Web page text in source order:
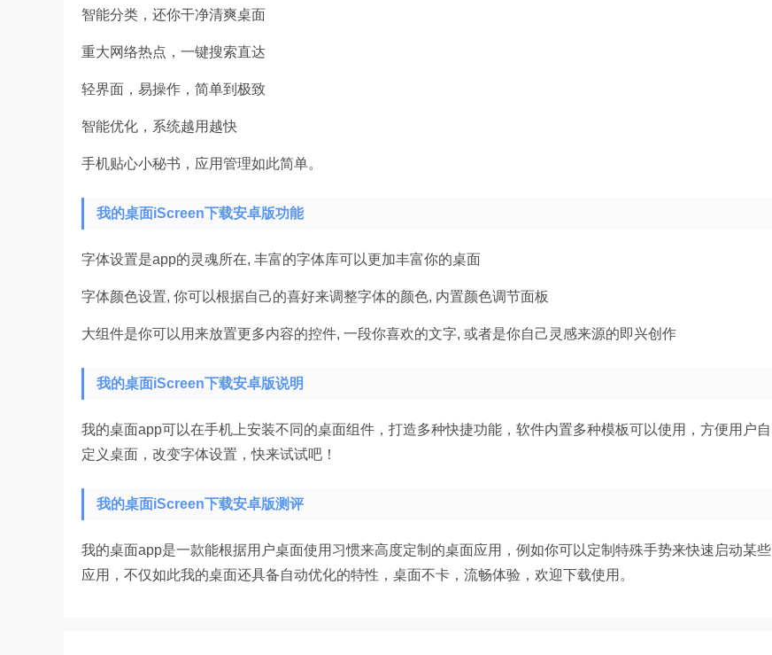
智能分类，还你干净清爽桌面
重大网络热点，一键搜索直达
轻界面，易操作，简单到极致
智能优化，系统越用越快
手机贴心小秘书，应用管理如此简单。
我的桌面iScreen下载安卓版功能
字体设置是app的灵魂所在, 丰富的字体库可以更加丰富你的桌面
字体颜色设置, 你可以根据自己的喜好来调整字体的颜色, 内置颜色调节面板
大组件是你可以用来放置更多内容的控件, 一段你喜欢的文字, 或者是你自己灵感来源的即兴创作
我的桌面iScreen下载安卓版说明
我的桌面app可以在手机上安装不同的桌面组件，打造多种快捷功能，软件内置多种模板可以使用，方便用户自
定义桌面，改变字体设置，快来试试吧！
我的桌面iScreen下载安卓版测评
我的桌面app是一款能根据用户桌面使用习惯来高度定制的桌面应用，例如你可以定制特殊手势来快速启动某些
应用，不仅如此我的桌面还具备自动优化的特性，桌面不卡，流畅体验，欢迎下载使用。